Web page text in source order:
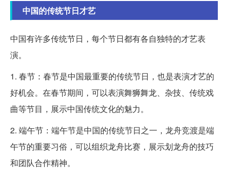
中国的传统节日才艺
中国有许多传统节日，每个节日都有各自独特的才艺表
演。
1. 春节：春节是中国最重要的传统节日，也是表演才艺的
好机会。在春节期间，可以表演舞狮舞龙、杂技、传统戏
曲等节目，展示中国传统文化的魅力。
2. 端午节：端午节是中国的传统节日之一，龙舟竞渡是端
午节的重要习俗，可以组织龙舟比赛，展示划龙舟的技巧
和团队合作精神。